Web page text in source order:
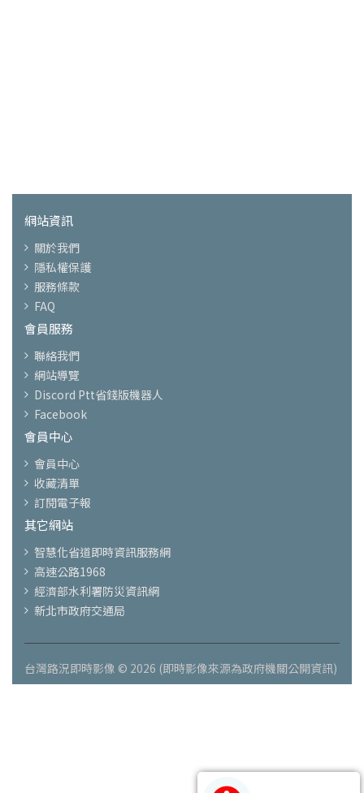
網站資訊
關於我們
隱私權保護
服務條款
FAQ
會員服務
聯絡我們
網站導覽
Discord Ptt省錢版機器人
Facebook
會員中心
會員中心
收藏清單
訂閱電子報
其它網站
智慧化省道即時資訊服務網
高速公路1968
經濟部水利署防災資訊網
新北市政府交通局
台灣路況即時影像 © 2026 (即時影像來源為政府機關公開資訊)